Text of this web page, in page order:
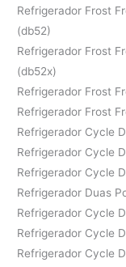
Refrigerador Frost
(db52)
Refrigerador Frost
(db52x)
Refrigerador Frost
Refrigerador Frost
Refrigerador Cycle
Refrigerador Cycle
Refrigerador Cycle
Refrigerador Duas
Refrigerador Cycle
Refrigerador Cycle
Refrigerador Cycle